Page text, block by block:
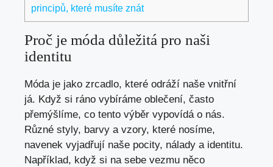
principů, které musíte znát
Proč je móda důležitá pro naši
identitu
Móda je jako zrcadlo, které odráží naše vnitřní
já. Když si ráno vybíráme oblečení,⁤ často‌
přemýšlíme, co tento výběr vypovídá o nás.
Různé styly, barvy a vzory, které nosíme,
navenek vyjadřují‍ naše pocity, nálady a identitu.
Například, když⁢ si na sebe vezmu něco